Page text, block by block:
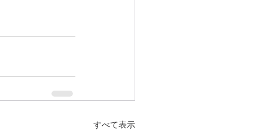
すべて表示